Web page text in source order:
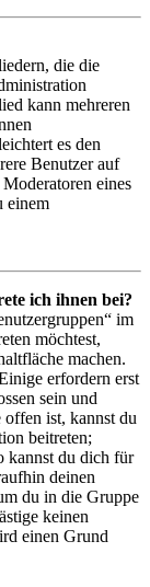
die die
kann mehreren
es den
Benutzer auf
eines
einem
ich ihnen bei?
im
möchtest,
machen.
erfordern erst
sein und
offen ist, kannst du
beitreten;
kannst du dich für
deinen
du in die Gruppe
keinen
einen Grund